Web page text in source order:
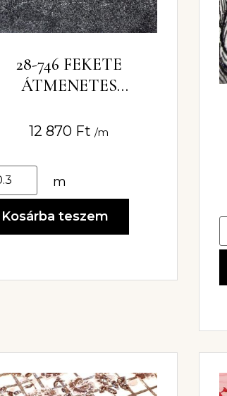
28-746 FEKETE
ÁTMENETES
12 870 Ft /m
m
Kosárba teszem